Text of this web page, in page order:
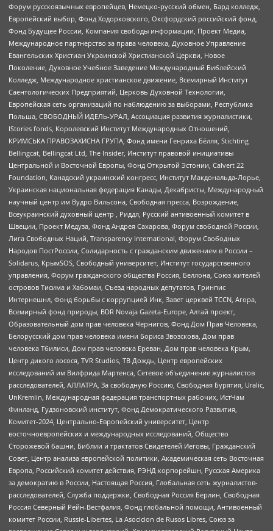
Форум русскоязычных европейцев, Немецко-русский обмен, Бард колледж,
Европейский выбор, Фонд Ходорковского, Оксфордский российский фонд,
Фонд Будущее России, Компания свободы информации, Проект Медиа,
Международное партнерство за права человека, Духовное Управление
Евангельских Христиан Украинской Христианской Церкви, Новое
Поколение, Духовное Учебное Заведение Международный Библейский
Колледж, Международное христианское движение, Всемирный Институт
Саентологических Предприятий, Церковь Духовной Технологии,
Европейская сеть организаций по наблюдению за выборами, Республика
Польша, СВОБОДНЫЙ ИДЕЛЬ-УРАЛ, Ассоциация развития журналистики,
IStories fonds, Королевский Институт Международных Отношений,
КРИМСЬКА ПРАВОЗАХИСНА ГРУПА, Фонд имени Генриха Бёлля, Stichting
Bellingcat, Bellingcat Ltd, The Insider, Институт правовой инициативы
Центральной и Восточной Европы, Фонд Открытой Эстонии, Calvert 22
Foundation, Канадский украинский конгресс, Институт Макдональда-Лорье,
Украинская национальная федерация Канады, Декабристы, Международный
научный центр им Вудро Вильсона, Свободная пресса, Возрождение,
Всеукраинский духовный центр , Риддл, Русский антивоенный комитет в
Швеции, Проект Медуза, Фонд Андрея Сахарова, Форум свободной России,
Лига Свободных Наций, Transparеncy International, Форум Свободных
Народов ПостРоссии, Солидарность с гражданским движением в России –
Solidarus, КрымSOS, Свободный университет, Институт государственного
управления, Форум гражданского общества Россия, Беллона, Союз жителей
островов Тисима и Хабомаи, Съезд народных депутатов, Гринпис
Интернешнл, Фонд борьбы с коррупцией Инк, Завет церквей TCCN, Агора,
Всемирный фонд природы, BDR Novaja Gazeta-Europe, Алтай проект,
Образовательный дом прав человека Чернигов, Фонд Дом Прав Человека,
Белорусский дом прав человека имени Бориса Звозскова, Дом прав
человека Тбилиси, Дом прав человека Ереван, Дом прав человека Крым,
Центр дикого лосося, TVR Studios, ТВ Дождь, Центр европейских
исследований им Вилфрида Мартенса, Сетевое объединение журналистов
расследователей, АЛЛАТРА, За свободную Россию, Свободная Бурятия, Uralic,
UnKremlin, Международная федерация транспортных рабочих, ИстЧам
Финланд, Гудзоновский институт, Фонд Демократического Развития,
Комитет-2024, Центрально-Европейский университет, Центр
восточноевропейских и международных исследований, Общество
Сторожевой башни, Библии и трактатов Свидетелей Иеговы, Гражданский
Совет, Центр анализа европейской политики, Академическая сеть Восточная
Европа, Российский комитет действия, РЭНД корпорейшн, Русская Америка
за демократию в России, Настоящая Россия, Глобальная сеть журналистов-
расследователей, Служба поддержки, Свободная Россия Берлин, Свободная
Россия Северный Рейн-Вестфалия, Фонд глобальной помощи, Антивоенный
комитет России, Russie-Libertes, La Asocicion de Rusos Libres, Союз за